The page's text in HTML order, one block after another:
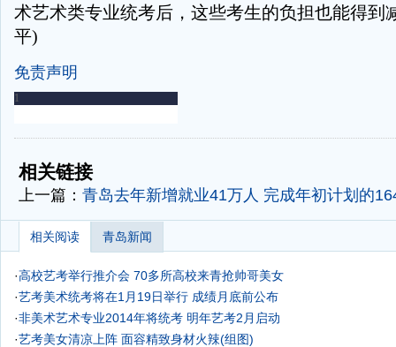
术艺术类专业统考后，这些考生的负担也能得到
平)
免责声明
-
相关链接
上一篇： 青岛去年新增就业41万人 完成年初计划的
相关阅读 青岛新闻
·高校艺考举行推介会 70多所高校来青抢帅哥美女
·艺考美术统考将在1月19日举行 成绩月底前公布
·非美术艺术专业2014年将统考 明年艺考2月启动
·艺考美女清凉上阵 面容精致身材火辣(组图)